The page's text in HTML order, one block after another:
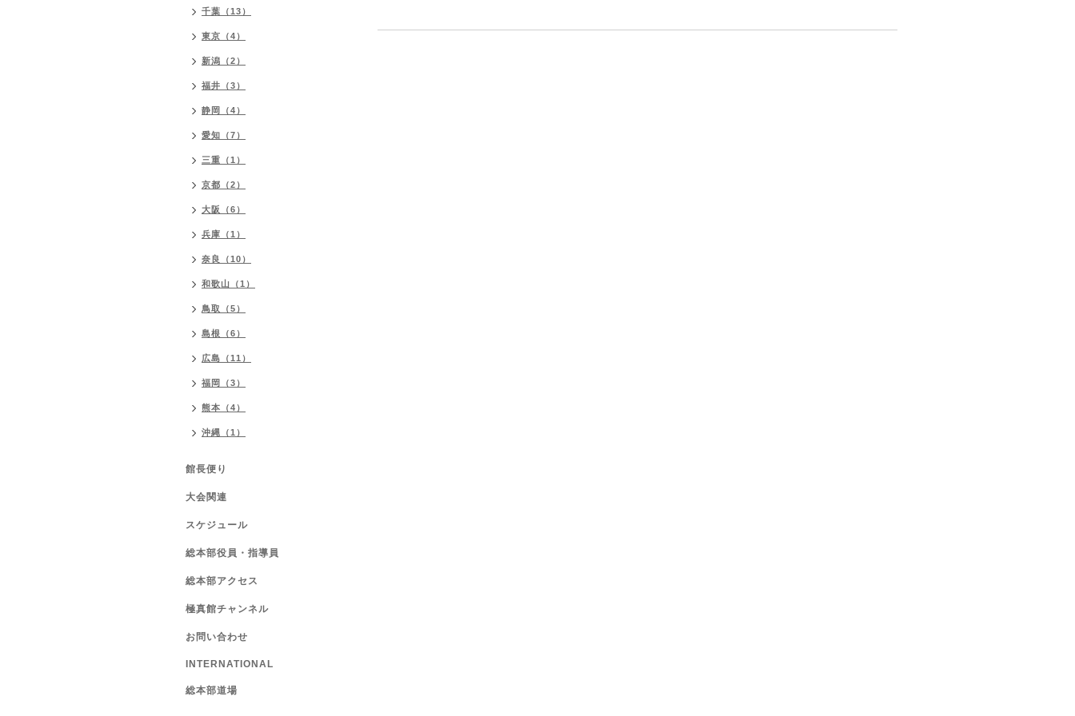
千葉（13）
東京（4）
新潟（2）
福井（3）
静岡（4）
愛知（7）
三重（1）
京都（2）
大阪（6）
兵庫（1）
奈良（10）
和歌山（1）
鳥取（5）
島根（6）
広島（11）
福岡（3）
熊本（4）
沖縄（1）
館長便り
大会関連
スケジュール
総本部役員・指導員
総本部アクセス
極真館チャンネル
お問い合わせ
INTERNATIONAL
総本部道場